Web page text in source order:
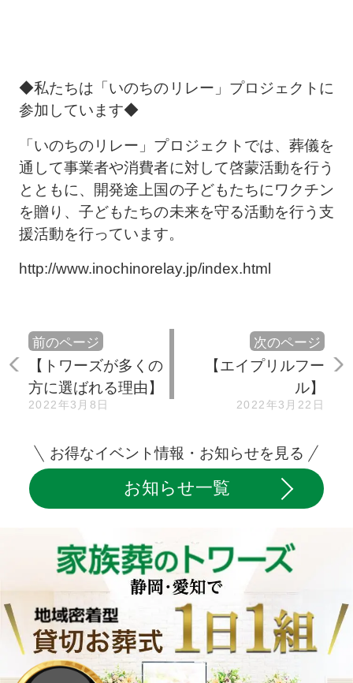
◆私たちは「いのちのリレー」プロジェクトに
参加しています◆
「いのちのリレー」プロジェクトでは、葬儀を
通して事業者や消費者に対して啓蒙活動を行う
とともに、開発途上国の子どもたちにワクチン
を贈り、子どもたちの未来を守る活動を行う支
援活動を行っています。
http://www.inochinorelay.jp/index.html
前のページ
【トワーズが多くの
方に選ばれる理由】
2022年3月8日
次のページ
【エイプリルフー
ル】
2022年3月22日
お得なイベント情報・お知らせを見る
お知らせ一覧